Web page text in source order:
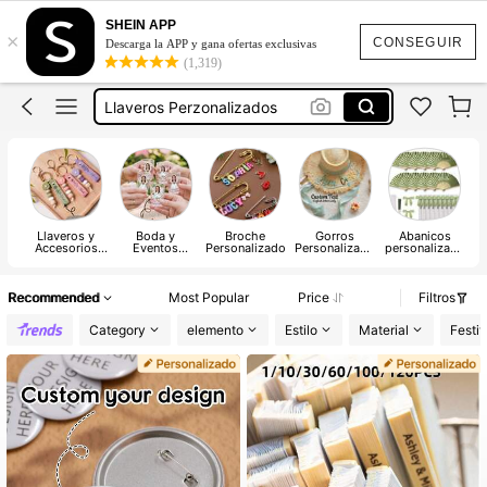
CONSEGUIR
×
SHEIN APP
Descarga la APP y gana ofertas exclusivas
(1,319)
Personalizados
Llaveros
Llavero Personalizado
Llaveros Perzonalizados
Personalizados
Llaveros
Llaveros y
Accesorios
Boda y
Eventos
Broche
Personalizado
Gorros
Personalizado
Abanicos
personalizado
Recommended Most Popular Price
Filtros
Category
elemento Estilo Material